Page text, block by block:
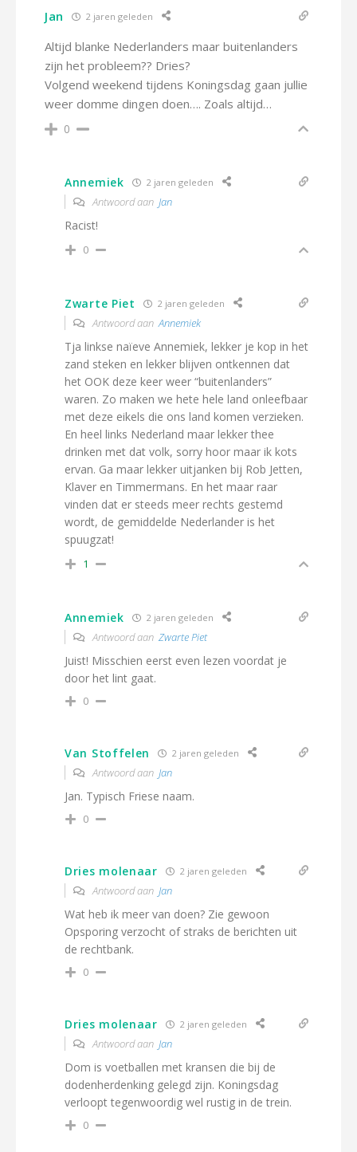
Jan 2 jaren geleden
Altijd blanke Nederlanders maar buitenlanders
zijn het probleem?? Dries?
Volgend weekend tijdens Koningsdag gaan jullie
weer domme dingen doen…. Zoals altijd…
0
Annemiek 2 jaren geleden
Antwoord aan Jan
Racist!
0
Zwarte Piet 2 jaren geleden
Antwoord aanAnnemiek
Tja linkse naïeve Annemiek, lekker je kop in het
zand steken en lekker blijven ontkennen dat
het OOK deze keer weer “buitenlanders”
waren. Zo maken we hete hele land onleefbaar
met deze eikels die ons land komen verzieken.
En heel links Nederland maar lekker thee
drinken met dat volk, sorry hoor maar ik kots
ervan. Ga maar lekker uitjanken bij Rob Jetten,
Klaver en Timmermans. En het maar raar
vinden dat er steeds meer rechts gestemd
wordt, de gemiddelde Nederlander is het
spuugzat!
1
Annemiek 2 jaren geleden
Antwoord aan Zwarte Piet
Juist! Misschien eerst even lezen voordat je
door het lint gaat.
0
Van Stoffelen 2 jaren geleden
Antwoord aan Jan
Jan. Typisch Friese naam.
0
Dries molenaar 2 jaren geleden
Antwoord aan Jan
Wat heb ik meer van doen? Zie gewoon
Opsporing verzocht of straks de berichten uit
de rechtbank.
0
Dries molenaar 2 jaren geleden
Antwoord aan Jan
Dom is voetballen met kransen die bij de
dodenherdenking gelegd zijn. Koningsdag
verloopt tegenwoordig wel rustig in de trein.
0